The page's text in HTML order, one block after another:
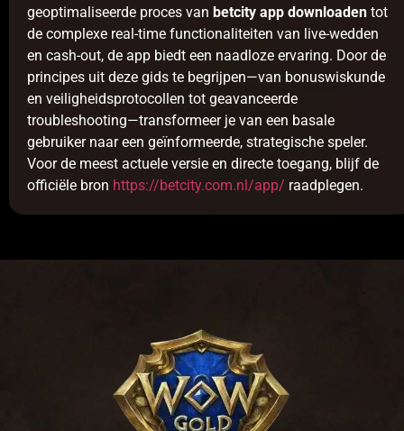
geoptimaliseerde proces van betcity app downloaden tot
de complexe real-time functionaliteiten van live-wedden
en cash-out, de app biedt een naadloze ervaring. Door de
principes uit deze gids te begrijpen—van bonuswiskunde
en veiligheidsprotocollen tot geavanceerde
troubleshooting—transformeer je van een basale
gebruiker naar een geïnformeerde, strategische speler.
Voor de meest actuele versie en directe toegang, blijf de
officiële bron https://betcity.com.nl/app/ raadplegen.